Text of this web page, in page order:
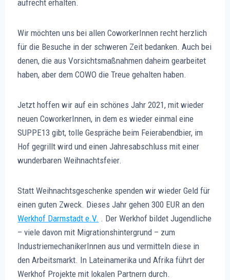
aufrecht erhalten.
Wir möchten uns bei allen CoworkerInnen recht herzlich
für die Besuche in der schweren Zeit bedanken. Auch bei
denen, die aus Vorsichtsmaßnahmen daheim gearbeitet
haben, aber dem COWO die Treue gehalten haben.
Jetzt hoffen wir auf ein schönes Jahr 2021, mit wieder
neuen CoworkerInnen, in dem es wieder einmal eine
SUPPE13 gibt, tolle Gespräche beim Feierabendbier, im
Hof gegrillt wird und einen Jahresabschluss mit einer
wunderbaren Weihnachtsfeier.
Statt Weihnachtsgeschenke spenden wir wieder Geld für
einen guten Zweck. Dieses Jahr gehen 300 EUR an den
Werkhof Darmstadt e.V. . Der Werkhof bildet Jugendliche
– viele davon mit Migrationshintergrund – zum
IndustriemechanikerInnen aus und vermitteln diese in
den Arbeitsmarkt. In Lateinamerika und Afrika führt der
Werkhof Projekte mit lokalen Partnern durch.